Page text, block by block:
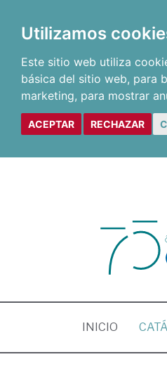
Utilizamos
Este sitio web utiliza
básica del sitio web, para
marketing, para mostrar
ACEPTAR RECHAZAR
INICIO